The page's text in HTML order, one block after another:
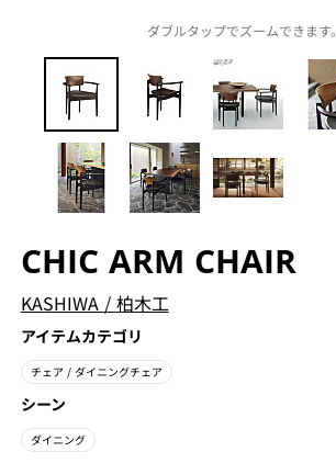
ダブルタップでズームできます。
CHIC ARM CHAIR
KASHIWA / 柏木工
アイテムカテゴリ
チェア / ダイニングチェア
シーン
ダイニング